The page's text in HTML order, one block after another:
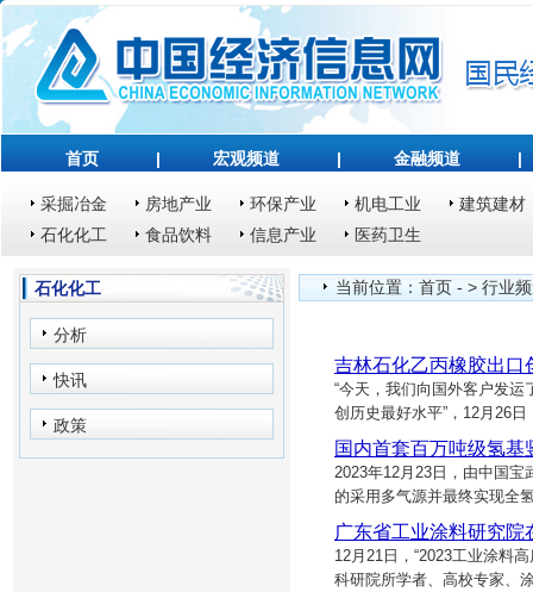
首页 | 宏观频道 | 金融频道 |
采掘冶金 房地产业 环保产业 机电工业
建筑建材
石化化工
食品饮料 信息产业 医药卫生
石化化工
分析
快讯
政策
当前位置： 首页 - > 行业
吉林石化乙丙橡胶出口
“今天，我们向国外客户发
创历史最好水平”，12月26
国内首套百万吨级氢
2023年12月23日，由中国
的采用多气源并最终实现全
广东省工业涂料研究院
12月21日，“2023工业涂料
科研院所学者、高校专家、